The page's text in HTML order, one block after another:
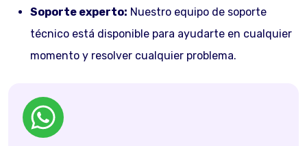
Soporte experto: Nuestro equipo de soporte
técnico está disponible para ayudarte en cualquier
momento y resolver cualquier problema.